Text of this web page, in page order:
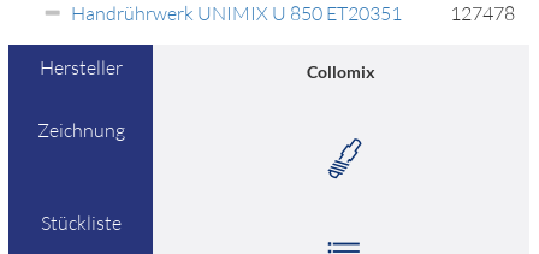
Handrührwerk UNIMIX U 850 ET20351 127478
Hersteller Collomix
Zeichnung
Stückliste